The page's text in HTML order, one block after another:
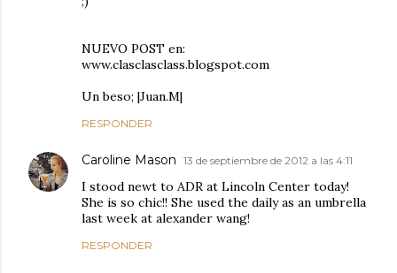
NUEVO POST en:
www.clasclasclass.blogspot.com
Un beso; |Juan.M|
RESPONDER
Caroline Mason 13 de septiembre de 2012 a las 4:11
I stood newt to ADR at Lincoln Center today!
She is so chic!! She used the daily as an umbrella
last week at alexander wang!
RESPONDER